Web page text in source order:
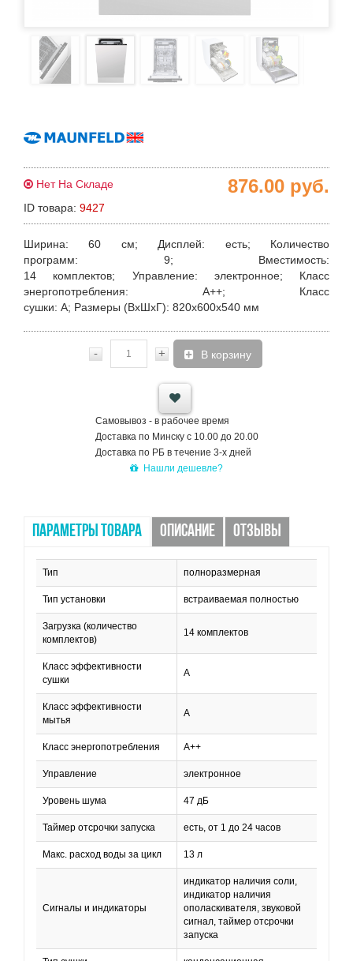
Нет На Складе
ID товара: 9427
876.00 руб.
Ширина: 60 см; Дисплей: есть; Количество
программ: 9; Вместимость:
14 комплектов; Управление: электронное; Класс
энергопотребления: A++; Класс
сушки: A; Размеры (ВхШхГ): 820х600х540 мм
- + В корзину
Самовывоз - в рабочее время
Доставка по Минску с 10.00 до 20.00
Доставка по РБ в течение 3-х дней
Нашли дешевле?
ПАРАМЕТРЫ ТОВАРА ОПИСАНИЕ ОТЗЫВЫ
Тип полноразмерная
Тип установки встраиваемая полностью
Загрузка (количество
комплектов)
14 комплектов
Класс эффективности
сушки
A
Класс эффективности
мытья
А
Класс энергопотребления А++
Управление электронное
Уровень шума 47 дБ
Таймер отсрочки запуска есть, от 1 до 24 часов
Макс. расход воды за цикл 13 л
Сигналы и индикаторы
индикатор наличия соли,
индикатор наличия
ополаскивателя, звуковой
сигнал, таймер отсрочки
запуска